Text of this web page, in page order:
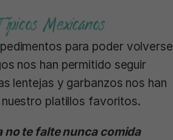
Mexicanos
para poder volverse
nos han permitido seguir
lentejas y garbanzos nos han
platillos favoritos.
no te falte nunca comida